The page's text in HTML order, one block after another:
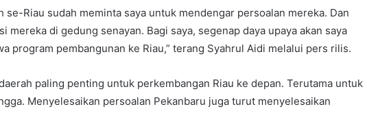
se-Riau sudah meminta saya untuk mendengar persoalan mereka. Dan
mereka di gedung senayan. Bagi saya, segenap daya upaya akan saya
program pembangunan ke Riau,” terang Syahrul Aidi melalui pers rilis.
paling penting untuk perkembangan Riau ke depan. Terutama untuk
Menyelesaikan persoalan Pekanbaru juga turut menyelesaikan